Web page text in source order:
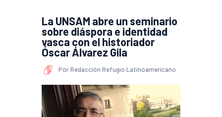
La UNSAM abre un seminario
sobre diáspora e identidad
vasca con el historiador
Óscar Álvarez Gila
Por Redacción Refugio Latinoamericano